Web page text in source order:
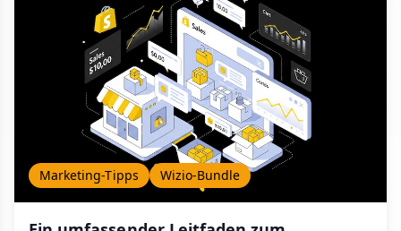
Marketing-Tipps Wizio-Bundle